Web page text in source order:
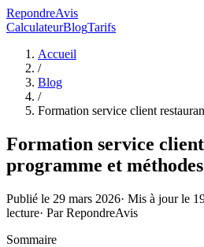
RepondreAvis
CalculateurBlogTarifs
Accueil
/
Blog
/
Formation service client
Formation service
programme et méthodes
Publié le 29 mars 2026· Mis à jour le
lecture· ParRepondreAvis
Sommaire